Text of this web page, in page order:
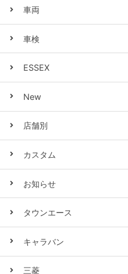
車両
車検
ESSEX
New
店舗別
カスタム
お知らせ
タウンエース
キャラバン
三菱